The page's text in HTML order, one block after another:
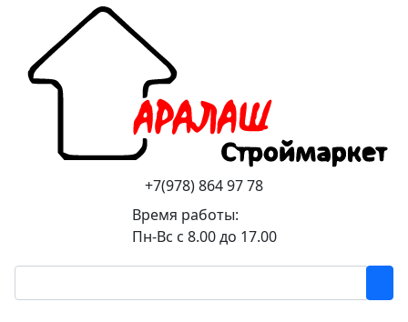
+7(978) 864 97 78
Время работы:
Пн-Вс с 8.00 до 17.00